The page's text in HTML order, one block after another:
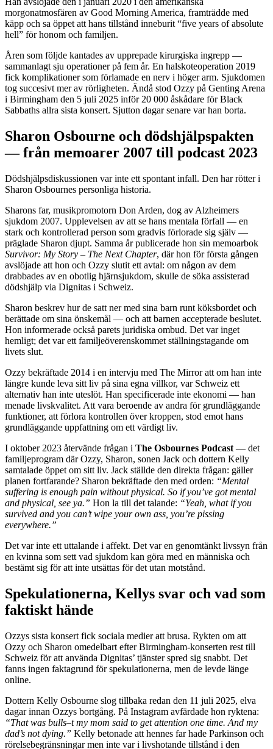
morgonatmosfären av Good Morning America, framträdde med
käpp och sa öppet att hans tillstånd inneburit “five years of absolute
hell” för honom och familjen.
Åren som följde kantades av upprepade kirurgiska ingrepp —
sammanlagt sju operationer på fem år. En halskoteoperation 2019
fick komplikationer som förlamade en nerv i höger arm. Sjukdomen
tog succesivt mer av rörligheten. Ändå stod Ozzy på Genting Arena
i Birmingham den 5 juli 2025 inför 20 000 åskådare för Black
Sabbaths allra sista konsert. Sjutton dagar senare var han borta.
Sharon Osbourne och dödshjälpspakten
— från memoarer 2007 till podcast 2023
Dödshjälpsdiskussionen var inte ett spontant infall. Den har rötter i
Sharon Osbournes personliga historia.
Sharons far, musikpromotorn Don Arden, dog av Alzheimers
sjukdom 2007. Upplevelsen av att se hans mentala förfall — en
stark och kontrollerad person som gradvis förlorade sig själv —
präglade Sharon djupt. Samma år publicerade hon sin memoarbok
Survivor: My Story – The Next Chapter, där hon för första gången
avslöjade att hon och Ozzy slutit ett avtal: om någon av dem
drabbades av en obotlig hjärnsjukdom, skulle de söka assisterad
dödshjälp via Dignitas i Schweiz.
Sharon beskrev hur de satt ner med sina barn runt köksbordet och
berättade om sina önskemål — och att barnen accepterade beslutet.
Hon informerade också parets juridiska ombud. Det var inget
hemligt; det var ett familjeöverenskommet ställningstagande om
livets slut.
Ozzy bekräftade 2014 i en intervju med The Mirror att om han inte
längre kunde leva sitt liv på sina egna villkor, var Schweiz ett
alternativ han inte uteslöt. Han specificerade inte ekonomi — han
menade livskvalitet. Att vara beroende av andra för grundläggande
funktioner, att förlora kontrollen över kroppen, stod emot hans
grundläggande uppfattning om ett värdigt liv.
I oktober 2023 återvände frågan i The Osbournes Podcast — det
familjeprogram där Ozzy, Sharon, sonen Jack och dottern Kelly
samtalade öppet om sitt liv. Jack ställde den direkta frågan: gäller
planen fortfarande? Sharon bekräftade den med orden: “Mental
suffering is enough pain without physical. So if you’ve got mental
and physical, see ya.” Hon la till det talande: “Yeah, what if you
survived and you can’t wipe your own ass, you’re pissing
everywhere.”
Det var inte ett uttalande i affekt. Det var en genomtänkt livssyn från
en kvinna som sett vad sjukdom kan göra med en människa och
bestämt sig för att inte utsättas för det utan motstånd.
Spekulationerna, Kellys svar och vad som
faktiskt hände
Ozzys sista konsert fick sociala medier att brusa. Rykten om att
Ozzy och Sharon omedelbart efter Birmingham-konserten rest till
Schweiz för att använda Dignitas’ tjänster spred sig snabbt. Det
fanns ingen faktagrund för spekulationerna, men de levde länge
online.
Dottern Kelly Osbourne slog tillbaka redan den 11 juli 2025, elva
dagar innan Ozzys bortgång. På Instagram avfärdade hon ryktena:
“That was bulls–t my mom said to get attention one time. And my
dad’s not dying.” Kelly betonade att hennes far hade Parkinson och
rörelsebegränsningar men inte var i livshotande tillstånd i den